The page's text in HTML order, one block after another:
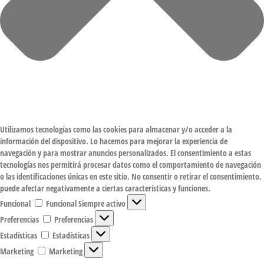
Utilizamos tecnologías como las cookies para almacenar y/o acceder a la
información del dispositivo. Lo hacemos para mejorar la experiencia de
navegación y para mostrar anuncios personalizados. El consentimiento a estas
tecnologías nos permitirá procesar datos como el comportamiento de navegación
o las identificaciones únicas en este sitio. No consentir o retirar el consentimiento,
puede afectar negativamente a ciertas características y funciones.
Funcional
FuncionalSiempre activo
Preferencias
Preferencias
Estadísticas
Estadísticas
Marketing
Marketing